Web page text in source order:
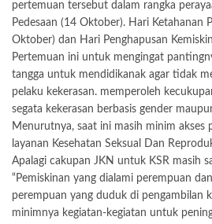
pertemuan tersebut dalam rangka
Pedesaan (14 Oktober). Hari Ketahanan
Oktober) dan Hari Penghapusan
Pertemuan ini untuk mengingat
tangga untuk mendidikanak agar tidak
pelaku kekerasan. memperoleh
segata kekerasan berbasis gender
Menurutnya, saat ini masih minim akses
layanan Kesehatan Seksual Dan
Apalagi cakupan JKN untuk KSR masih
“Pemiskinan yang dialami perempuan
perempuan yang duduk di pengambilan
minimnya kegiatan-kegiatan untuk